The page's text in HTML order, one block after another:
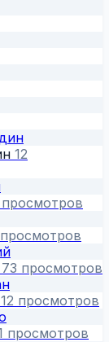
12
просмотров
73 просмотров
12 просмотров
просмотров